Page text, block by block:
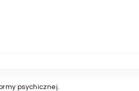
psychicznej.